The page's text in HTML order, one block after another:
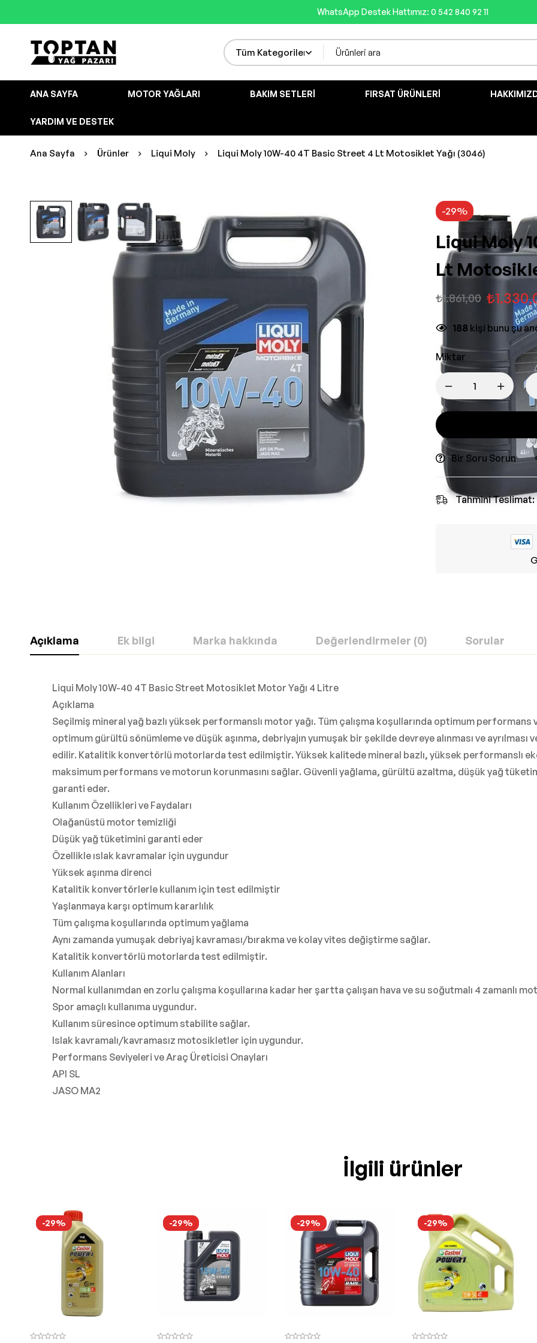
WhatsApp Destek Hattımız: 0 542 840 92 11
ANA SAYFA MOTOR YAĞLARI BAKIM SETLERI FIRSAT ÜRÜNLERI
YARDIM VE DESTEK
Ana Sayfa Ürünler Liqui Moly Liqui Moly 10W-40 4T Basic Street 4 Lt Motosiklet Yağı (3046)
-29%
Liqui Moly
Lt
₺1.861,00 ₺
188 kişi bunu şu
Miktar
Bir Soru Sorun
Tahmini Teslimat:
Açıklama Ek bilgi Marka hakkında Değerlendirmeler (0) Sorular
Liqui Moly 10W-40 4T Basic Street Motosiklet Motor Yağı 4 Litre
Açıklama
Seçilmiş mineral yağ bazlı yüksek performanslı motor yağı. Tüm çalışma koşullarında optimum
optimum gürültü sönümleme ve düşük aşınma, debriyajın yumuşak bir şekilde devreye alınması ve
edilir. Katalitik konvertörlü motorlarda test edilmiştir. Yüksek kalitede mineral bazlı, yüksek performanslı
maksimum performans ve motorun korunmasını sağlar. Güvenli yağlama, gürültü azaltma, düşük yağ
garanti eder.
Kullanım Özellikleri ve Faydaları
Olağanüstü motor temizliği
Düşük yağ tüketimini garanti eder
Özellikle ıslak kavramalar için uygundur
Yüksek aşınma direnci
Katalitik konvertörlerle kullanım için test edilmiştir
Yaşlanmaya karşı optimum kararlılık
Tüm çalışma koşullarında optimum yağlama
Aynı zamanda yumuşak debriyaj kavraması/bırakma ve kolay vites değiştirme sağlar.
Katalitik konvertörlü motorlarda test edilmiştir.
Kullanım Alanları
Normal kullanımdan en zorlu çalışma koşullarına kadar her şartta çalışan hava ve su soğutmalı 4 zamanlı
Spor amaçlı kullanıma uygundur.
Kullanım süresince optimum stabilite sağlar.
Islak kavramalı/kavramasız motosikletler için uygundur.
Performans Seviyeleri ve Araç Üreticisi Onayları
API SL
JASO MA2
İlgili ürünler
-29% -29% -29% -29%